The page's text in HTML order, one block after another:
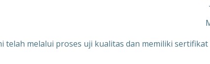
telah melalui proses uji kualitas dan memiliki